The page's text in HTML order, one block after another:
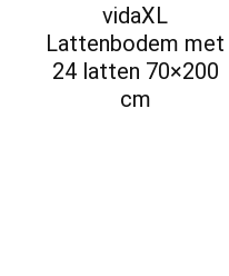
vidaXL
Lattenbodem met
24 latten 70×200
cm